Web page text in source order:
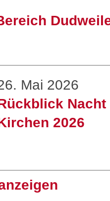
Mai 2026
Nacht
2026